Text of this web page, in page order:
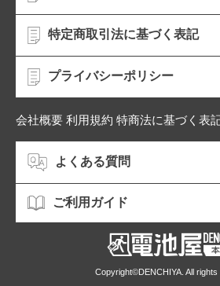
特定商取引法に基づく表記
プライバシーポリシー
会社概要 利用規約 特商法に基づく表
よくある質問
ご利用ガイド
Copyright©DENCHIYA. All